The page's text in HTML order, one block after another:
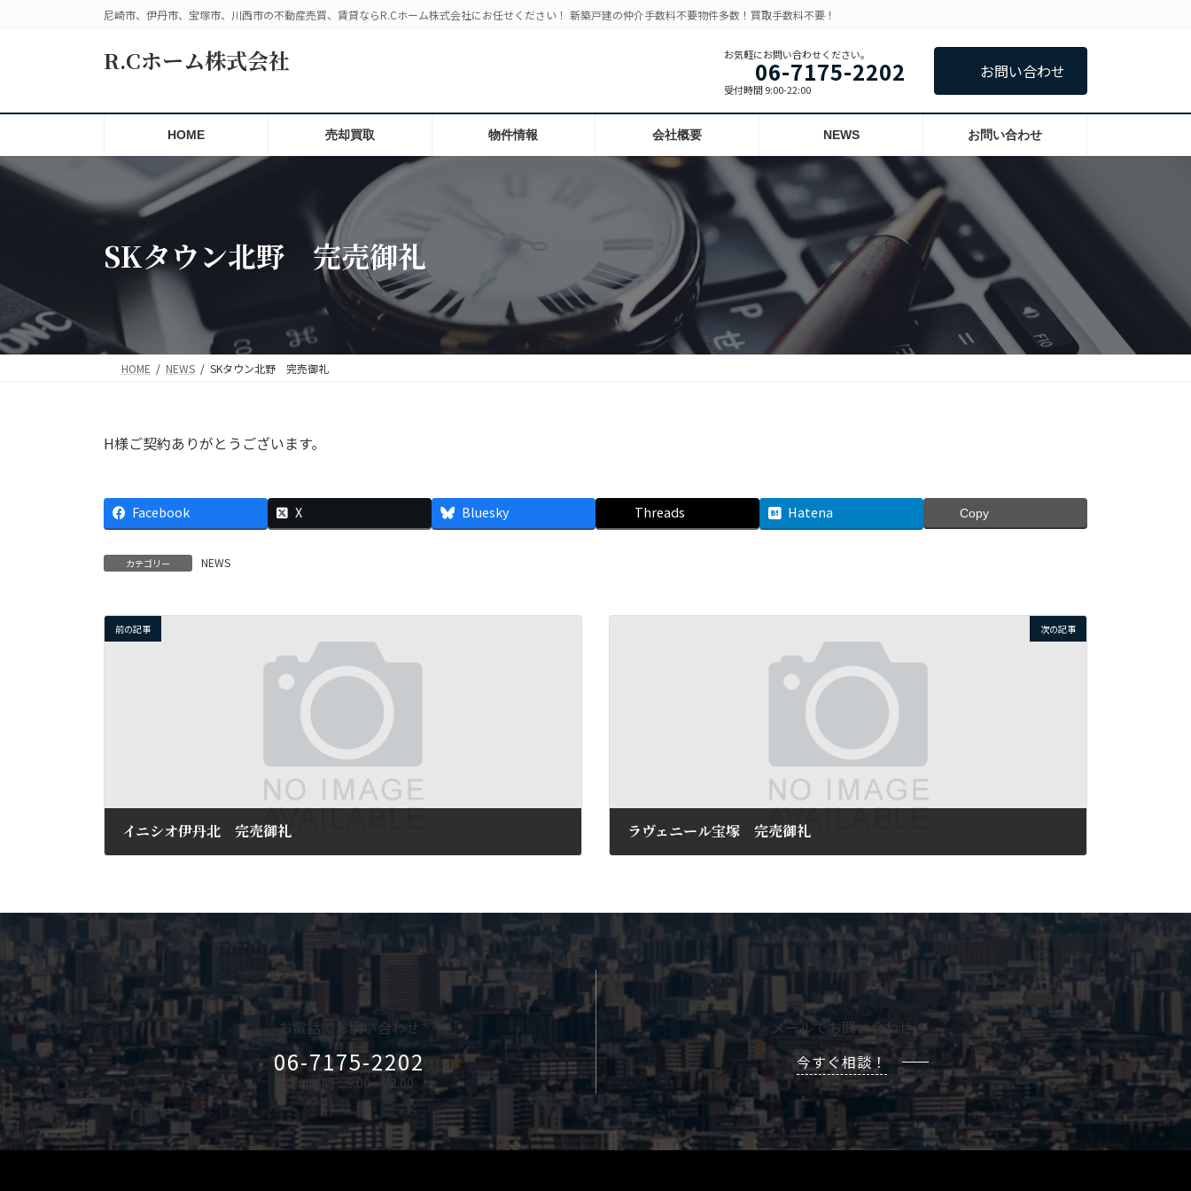
へ
キ
ッ
ョ
に
移
尼崎市、伊丹市、宝塚市、川西市の不動産売買、賃貸ならR.Cホーム株式会社にお任せください！ 新築戸建の仲介手数料不要物件多数！買取手数料不要！
R.Cホーム株式会社 お気軽にお問い合わせください。
06-7175-2202
受付時間 9:00-22:00
お問い合わせ
HOME 売却買取 物件情報 会社概要 NEWS お問い合わせ
SKタウン北野 完売御礼
HOME NEWS SKタウン北野 完売御礼
H様ご契約ありがとうございます。
Facebook X Bluesky Threads Hatena Copy
カテゴリー NEWS
前の記事
イニシオ伊丹北 完売御礼
次の記事
ラヴェニール宝塚 完売御礼
お電話でお問い合わせ
06-7175-2202
受付時間：9:00～22:00
メールでお問い合わせ
今すぐ相談！